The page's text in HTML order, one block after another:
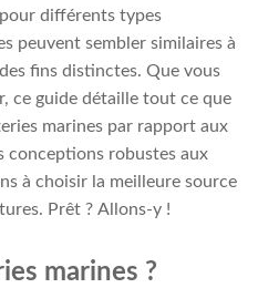
différents types
peuvent sembler similaires à
fins distinctes. Que vous
ce guide détaille tout ce que
marines par rapport aux
conceptions robustes aux
à choisir la meilleure source
Prêt ? Allons-y !
marines ?